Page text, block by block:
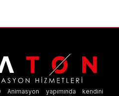
yapımında kendini